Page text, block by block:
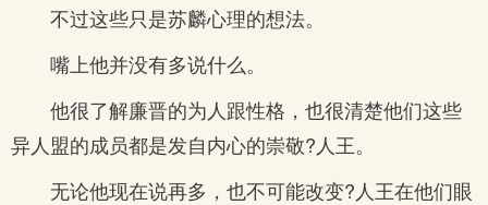
不过这些只是苏麟心理的想法。
嘴上他并没有多说什么。
他很了解廉晋的为人跟性格，也很清楚他们这些
异人盟的成员都是发自内心的崇敬?人王。
无论他现在说再多，也不可能改变?人王在他们眼